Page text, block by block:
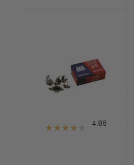
4.86